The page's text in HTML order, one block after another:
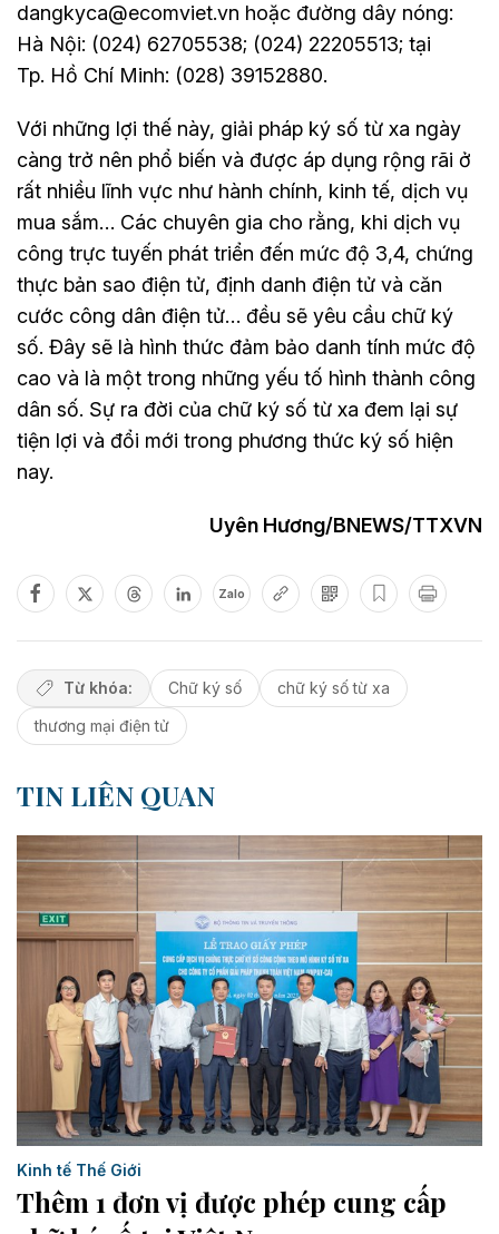
dangkyca@ecomviet.vn hoặc đường dây nóng:
Hà Nội: (024) 62705538; (024) 22205513; tại
Tp. Hồ Chí Minh: (028) 39152880.
Với những lợi thế này, giải pháp ký số từ xa ngày
càng trở nên phổ biến và được áp dụng rộng rãi ở
rất nhiều lĩnh vực như hành chính, kinh tế, dịch vụ
mua sắm… Các chuyên gia cho rằng, khi dịch vụ
công trực tuyến phát triển đến mức độ 3,4, chứng
thực bản sao điện tử, định danh điện tử và căn
cước công dân điện tử… đều sẽ yêu cầu chữ ký
số. Đây sẽ là hình thức đảm bảo danh tính mức độ
cao và là một trong những yếu tố hình thành công
dân số. Sự ra đời của chữ ký số từ xa đem lại sự
tiện lợi và đổi mới trong phương thức ký số hiện
nay.
Uyên Hương/BNEWS/TTXVN
Zalo
Từ khóa: Chữ ký số
chữ ký số từ xa
thương mại điện tử
TIN LIÊN QUAN
Kinh tế Thế Giới
Thêm 1 đơn vị được phép cung cấp